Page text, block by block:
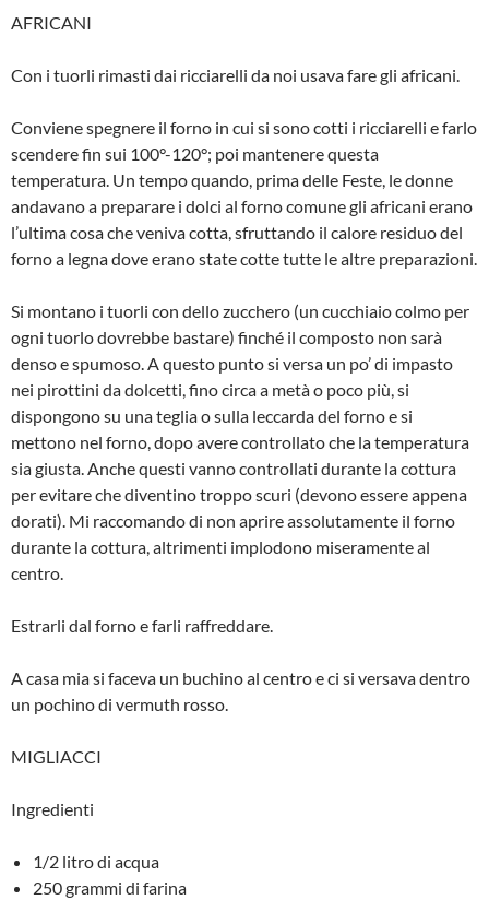
AFRICANI
Con i tuorli rimasti dai ricciarelli da noi usava fare gli africani.
Conviene spegnere il forno in cui si sono cotti i ricciarelli e farlo
scendere fin sui 100°-120°; poi mantenere questa
temperatura. Un tempo quando, prima delle Feste, le donne
andavano a preparare i dolci al forno comune gli africani erano
l’ultima cosa che veniva cotta, sfruttando il calore residuo del
forno a legna dove erano state cotte tutte le altre preparazioni.
Si montano i tuorli con dello zucchero (un cucchiaio colmo per
ogni tuorlo dovrebbe bastare) finché il composto non sarà
denso e spumoso. A questo punto si versa un po’ di impasto
nei pirottini da dolcetti, fino circa a metà o poco più, si
dispongono su una teglia o sulla leccarda del forno e si
mettono nel forno, dopo avere controllato che la temperatura
sia giusta. Anche questi vanno controllati durante la cottura
per evitare che diventino troppo scuri (devono essere appena
dorati). Mi raccomando di non aprire assolutamente il forno
durante la cottura, altrimenti implodono miseramente al
centro.
Estrarli dal forno e farli raffreddare.
A casa mia si faceva un buchino al centro e ci si versava dentro
un pochino di vermuth rosso.
MIGLIACCI
Ingredienti
1/2 litro di acqua
250 grammi di farina